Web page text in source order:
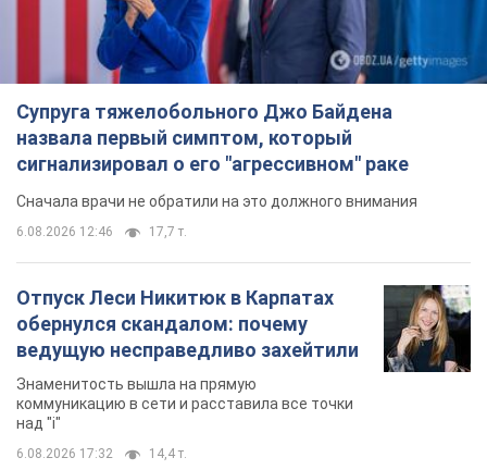
Супруга тяжелобольного Джо Байдена
назвала первый симптом, который
сигнализировал о его "агрессивном" раке
Сначала врачи не обратили на это должного внимания
6.08.2026 12:46 17,7 т.
Отпуск Леси Никитюк в Карпатах
обернулся скандалом: почему
ведущую несправедливо захейтили
Знаменитость вышла на прямую
коммуникацию в сети и расставила все точки
над "i"
6.08.2026 17:32 14,4 т.